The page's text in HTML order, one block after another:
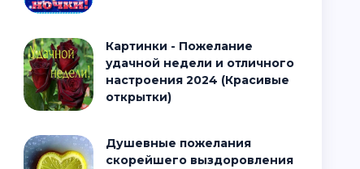
Картинки - Пожелание
удачной недели и отличного
настроения 2024 (Красивые
открытки)
Душевные пожелания
скорейшего выздоровления